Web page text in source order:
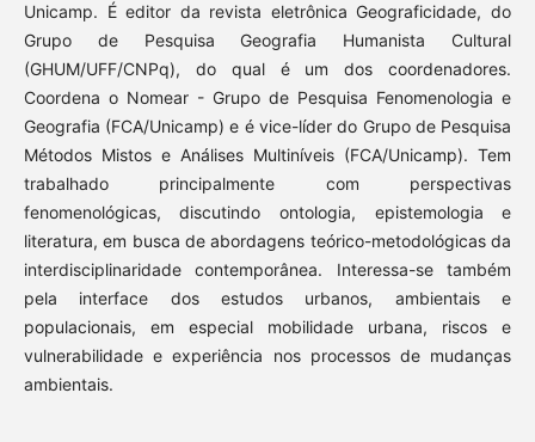
Unicamp. É editor da revista eletrônica Geograficidade, do
Grupo de Pesquisa Geografia Humanista Cultural
(GHUM/UFF/CNPq), do qual é um dos coordenadores.
Coordena o Nomear - Grupo de Pesquisa Fenomenologia e
Geografia (FCA/Unicamp) e é vice-líder do Grupo de Pesquisa
Métodos Mistos e Análises Multiníveis (FCA/Unicamp). Tem
trabalhado principalmente com perspectivas
fenomenológicas, discutindo ontologia, epistemologia e
literatura, em busca de abordagens teórico-metodológicas da
interdisciplinaridade contemporânea. Interessa-se também
pela interface dos estudos urbanos, ambientais e
populacionais, em especial mobilidade urbana, riscos e
vulnerabilidade e experiência nos processos de mudanças
ambientais.